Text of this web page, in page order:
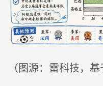
（图源：雷科技，